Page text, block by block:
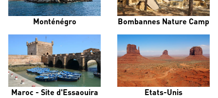
Monténégro Bombannes Nature Camp
Maroc - Site d'Essaouira Etats-Unis